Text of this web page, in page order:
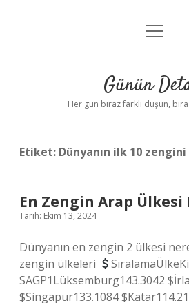
Anasayfa
Yasal Uyarı
menüyü
Günün
Her gün biraz farklı düşün,
Etiket: Dünyanın ilk 10
En Zengin Arap Ülkesi
Tarih: Ekim 13, 2024
Dünyanın en zengin 2 ülkesi
zengin ülkeleri
SAGP1Lüksemburg143.3042
$Singapur133.1084